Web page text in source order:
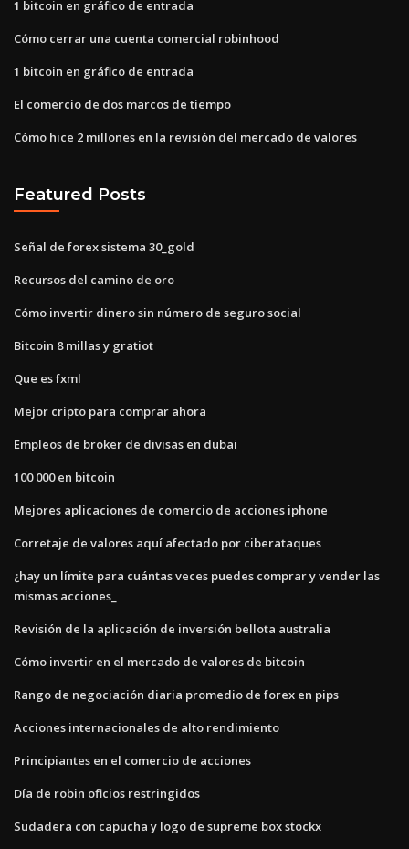
1 bitcoin en gráfico de entrada
Cómo cerrar una cuenta comercial robinhood
1 bitcoin en gráfico de entrada
El comercio de dos marcos de tiempo
Cómo hice 2 millones en la revisión del mercado de valores
Featured Posts
Señal de forex sistema 30_gold
Recursos del camino de oro
Cómo invertir dinero sin número de seguro social
Bitcoin 8 millas y gratiot
Que es fxml
Mejor cripto para comprar ahora
Empleos de broker de divisas en dubai
100 000 en bitcoin
Mejores aplicaciones de comercio de acciones iphone
Corretaje de valores aquí afectado por ciberataques
¿hay un límite para cuántas veces puedes comprar y vender las
mismas acciones_
Revisión de la aplicación de inversión bellota australia
Cómo invertir en el mercado de valores de bitcoin
Rango de negociación diaria promedio de forex en pips
Acciones internacionales de alto rendimiento
Principiantes en el comercio de acciones
Día de robin oficios restringidos
Sudadera con capucha y logo de supreme box stockx